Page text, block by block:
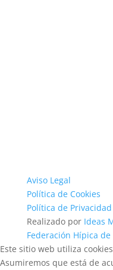
Aviso Legal
Política de Cookies
Política de Privacidad
Realizado por Ideas
Federación Hípica
Este sitio web utiliza
Asumiremos que está de